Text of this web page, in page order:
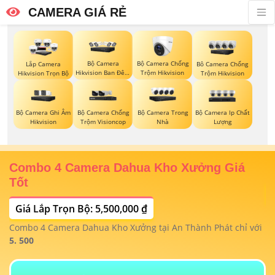
CAMERA GIÁ RẺ
Lắp Camera
Hikvision Trọn Bộ
Bộ Camera
Hikvision Ban Đêm
Có Màu
Bộ Camera Chống
Trộm Hikvision
Bô Camera Chống
Trộm Hikvision
Bộ Camera Ghi Âm
Hikvision
Bộ Camera Chống
Trộm Visioncop
Bộ Camera Trong
Nhà
Bộ Camera Ip Chất
Lượng
Trọn Bộ Camera Gia Đình Xoay 360 Giá Rẻ
Giá Lắp Trọn Bộ: 3,800,000 ₫
Trọn bộ camera gia đình xoay 360 KX-A3W sở hữu cảm biến
1/3. 2 CMOS, độ phân giải 3.0MP cho hình ảnh sắc nét, mượt
mà 25/30fps